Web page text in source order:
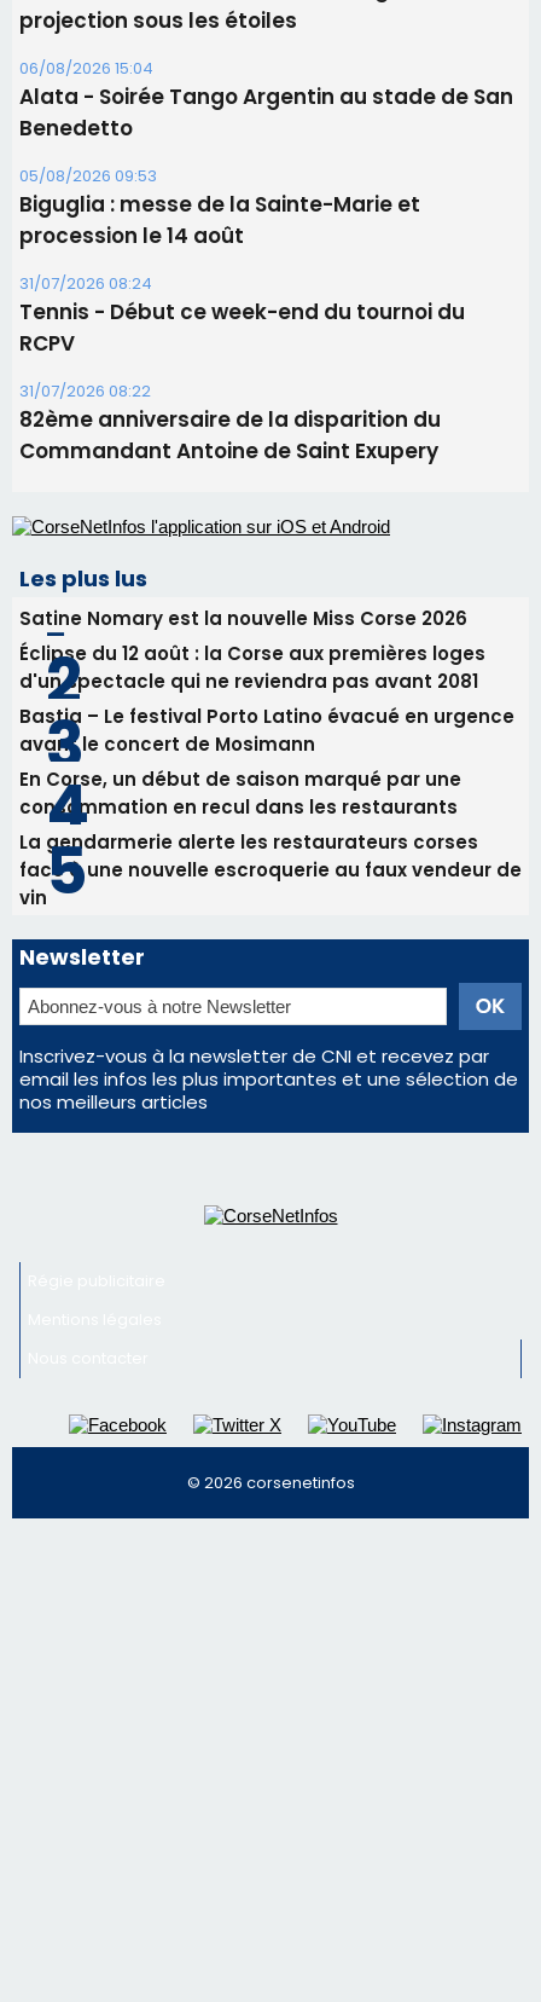
06/08/2026 15:04
Alata - Soirée Tango Argentin au stade de San
Benedetto
05/08/2026 09:53
procession le 14 août
31/07/2026 08:24
Tennis - Début ce week-end du tournoi du
RCPV
31/07/2026 08:22
Commandant Antoine de Saint Exupery
Les plus lus
Éclipse du 12 août : la Corse aux premières loges
d'un spectacle qui ne reviendra pas avant 2081
Bastia – Le festival Porto Latino évacué en urgence
avant le concert de Mosimann
En Corse, un début de saison marqué par une
consommation en recul dans les restaurants
La gendarmerie alerte les restaurateurs corses
face à une nouvelle escroquerie au faux vendeur de
vin
Newsletter
Inscrivez-vous à la newsletter de CNI et recevez par
email les infos les plus importantes et une sélection de
nos meilleurs articles
© 2026 corsenetinfos